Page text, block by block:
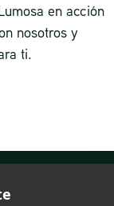
en acción
nosotros y
ti.